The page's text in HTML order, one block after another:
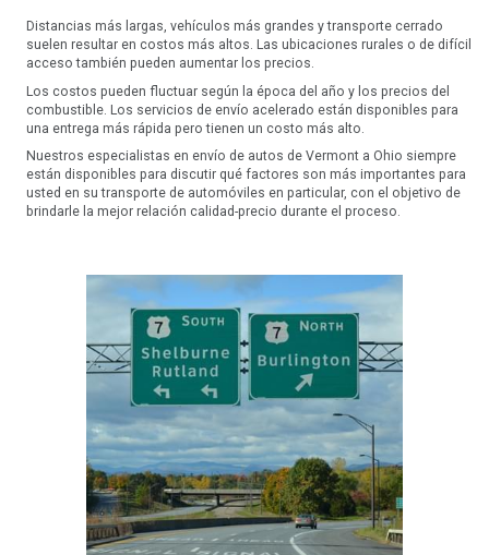
Distancias más largas, vehículos más grandes y transporte cerrado
suelen resultar en costos más altos. Las ubicaciones rurales o de difícil
acceso también pueden aumentar los precios.
Los costos pueden fluctuar según la época del año y los precios del
combustible. Los servicios de envío acelerado están disponibles para
una entrega más rápida pero tienen un costo más alto.
Nuestros especialistas en envío de autos de Vermont a Ohio siempre
están disponibles para discutir qué factores son más importantes para
usted en su transporte de automóviles en particular, con el objetivo de
brindarle la mejor relación calidad-precio durante el proceso.